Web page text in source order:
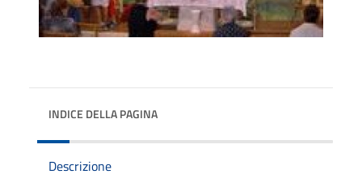
INDICE DELLA PAGINA
Descrizione